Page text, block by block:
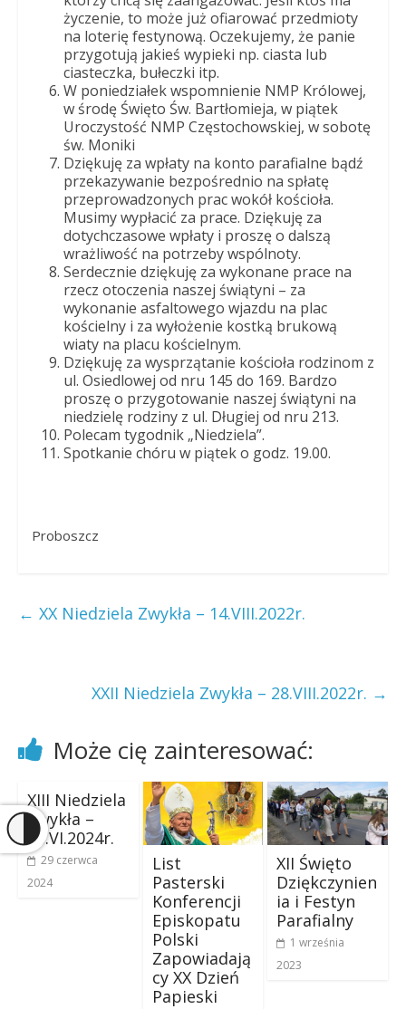
życzenie, to może już ofiarować przedmioty
na loterię festynową. Oczekujemy, że panie
przygotują jakieś wypieki np. ciasta lub
ciasteczka, bułeczki itp.
W poniedziałek wspomnienie NMP Królowej,
w środę Święto Św. Bartłomieja, w piątek
Uroczystość NMP Częstochowskiej, w sobotę
św. Moniki
Dziękuję za wpłaty na konto parafialne bądź
przekazywanie bezpośrednio na spłatę
przeprowadzonych prac wokół kościoła.
Musimy wypłacić za prace. Dziękuję za
dotychczasowe wpłaty i proszę o dalszą
wrażliwość na potrzeby wspólnoty.
Serdecznie dziękuję za wykonane prace na
rzecz otoczenia naszej świątyni – za
wykonanie asfaltowego wjazdu na plac
kościelny i za wyłożenie kostką brukową
wiaty na placu kościelnym.
Dziękuję za wysprzątanie kościoła rodzinom z
ul. Osiedlowej od nru 145 do 169. Bardzo
proszę o przygotowanie naszej świątyni na
niedzielę rodziny z ul. Długiej od nru 213.
Polecam tygodnik „Niedziela”.
Spotkanie chóru w piątek o godz. 19.00.
Proboszcz
← XX Niedziela Zwykła – 14.VIII.2022r.
XXII Niedziela Zwykła – 28.VIII.2022r. →
Może cię zainteresować:
XIII Niedziela
Zwykła –
30.VI.2024r.
29 czerwca
2024
List
Pasterski
Konferencji
Episkopatu
Polski
Zapowiadają
cy XX Dzień
Papieski
XII Święto
Dziękczynien
ia i Festyn
Parafialny
1 września
2023